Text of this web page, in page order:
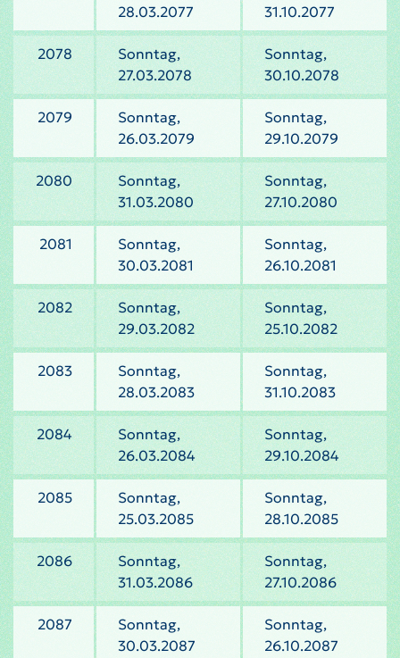
28.03.2077
31.10.2077
2078
Sonntag,
27.03.2078
Sonntag,
30.10.2078
2079
Sonntag,
26.03.2079
Sonntag,
29.10.2079
2080
Sonntag,
31.03.2080
Sonntag,
27.10.2080
2081
Sonntag,
30.03.2081
Sonntag,
26.10.2081
2082
Sonntag,
29.03.2082
Sonntag,
25.10.2082
2083
Sonntag,
28.03.2083
Sonntag,
31.10.2083
2084
Sonntag,
26.03.2084
Sonntag,
29.10.2084
2085
Sonntag,
25.03.2085
Sonntag,
28.10.2085
2086
Sonntag,
31.03.2086
Sonntag,
27.10.2086
2087
Sonntag,
30.03.2087
Sonntag,
26.10.2087